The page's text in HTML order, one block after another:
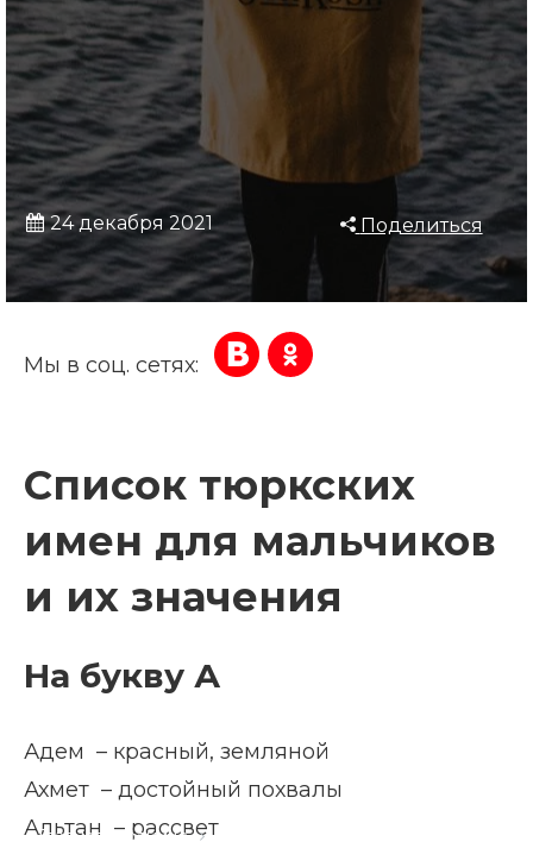
Главная страница
24 декабря 2021 Поделиться
Мы в соц. сетях:
Список тюркских
имен для мальчиков
и их значения
На букву А
Адем – красный, земляной
Ахмет – достойный похвалы
Альтан – рассвет